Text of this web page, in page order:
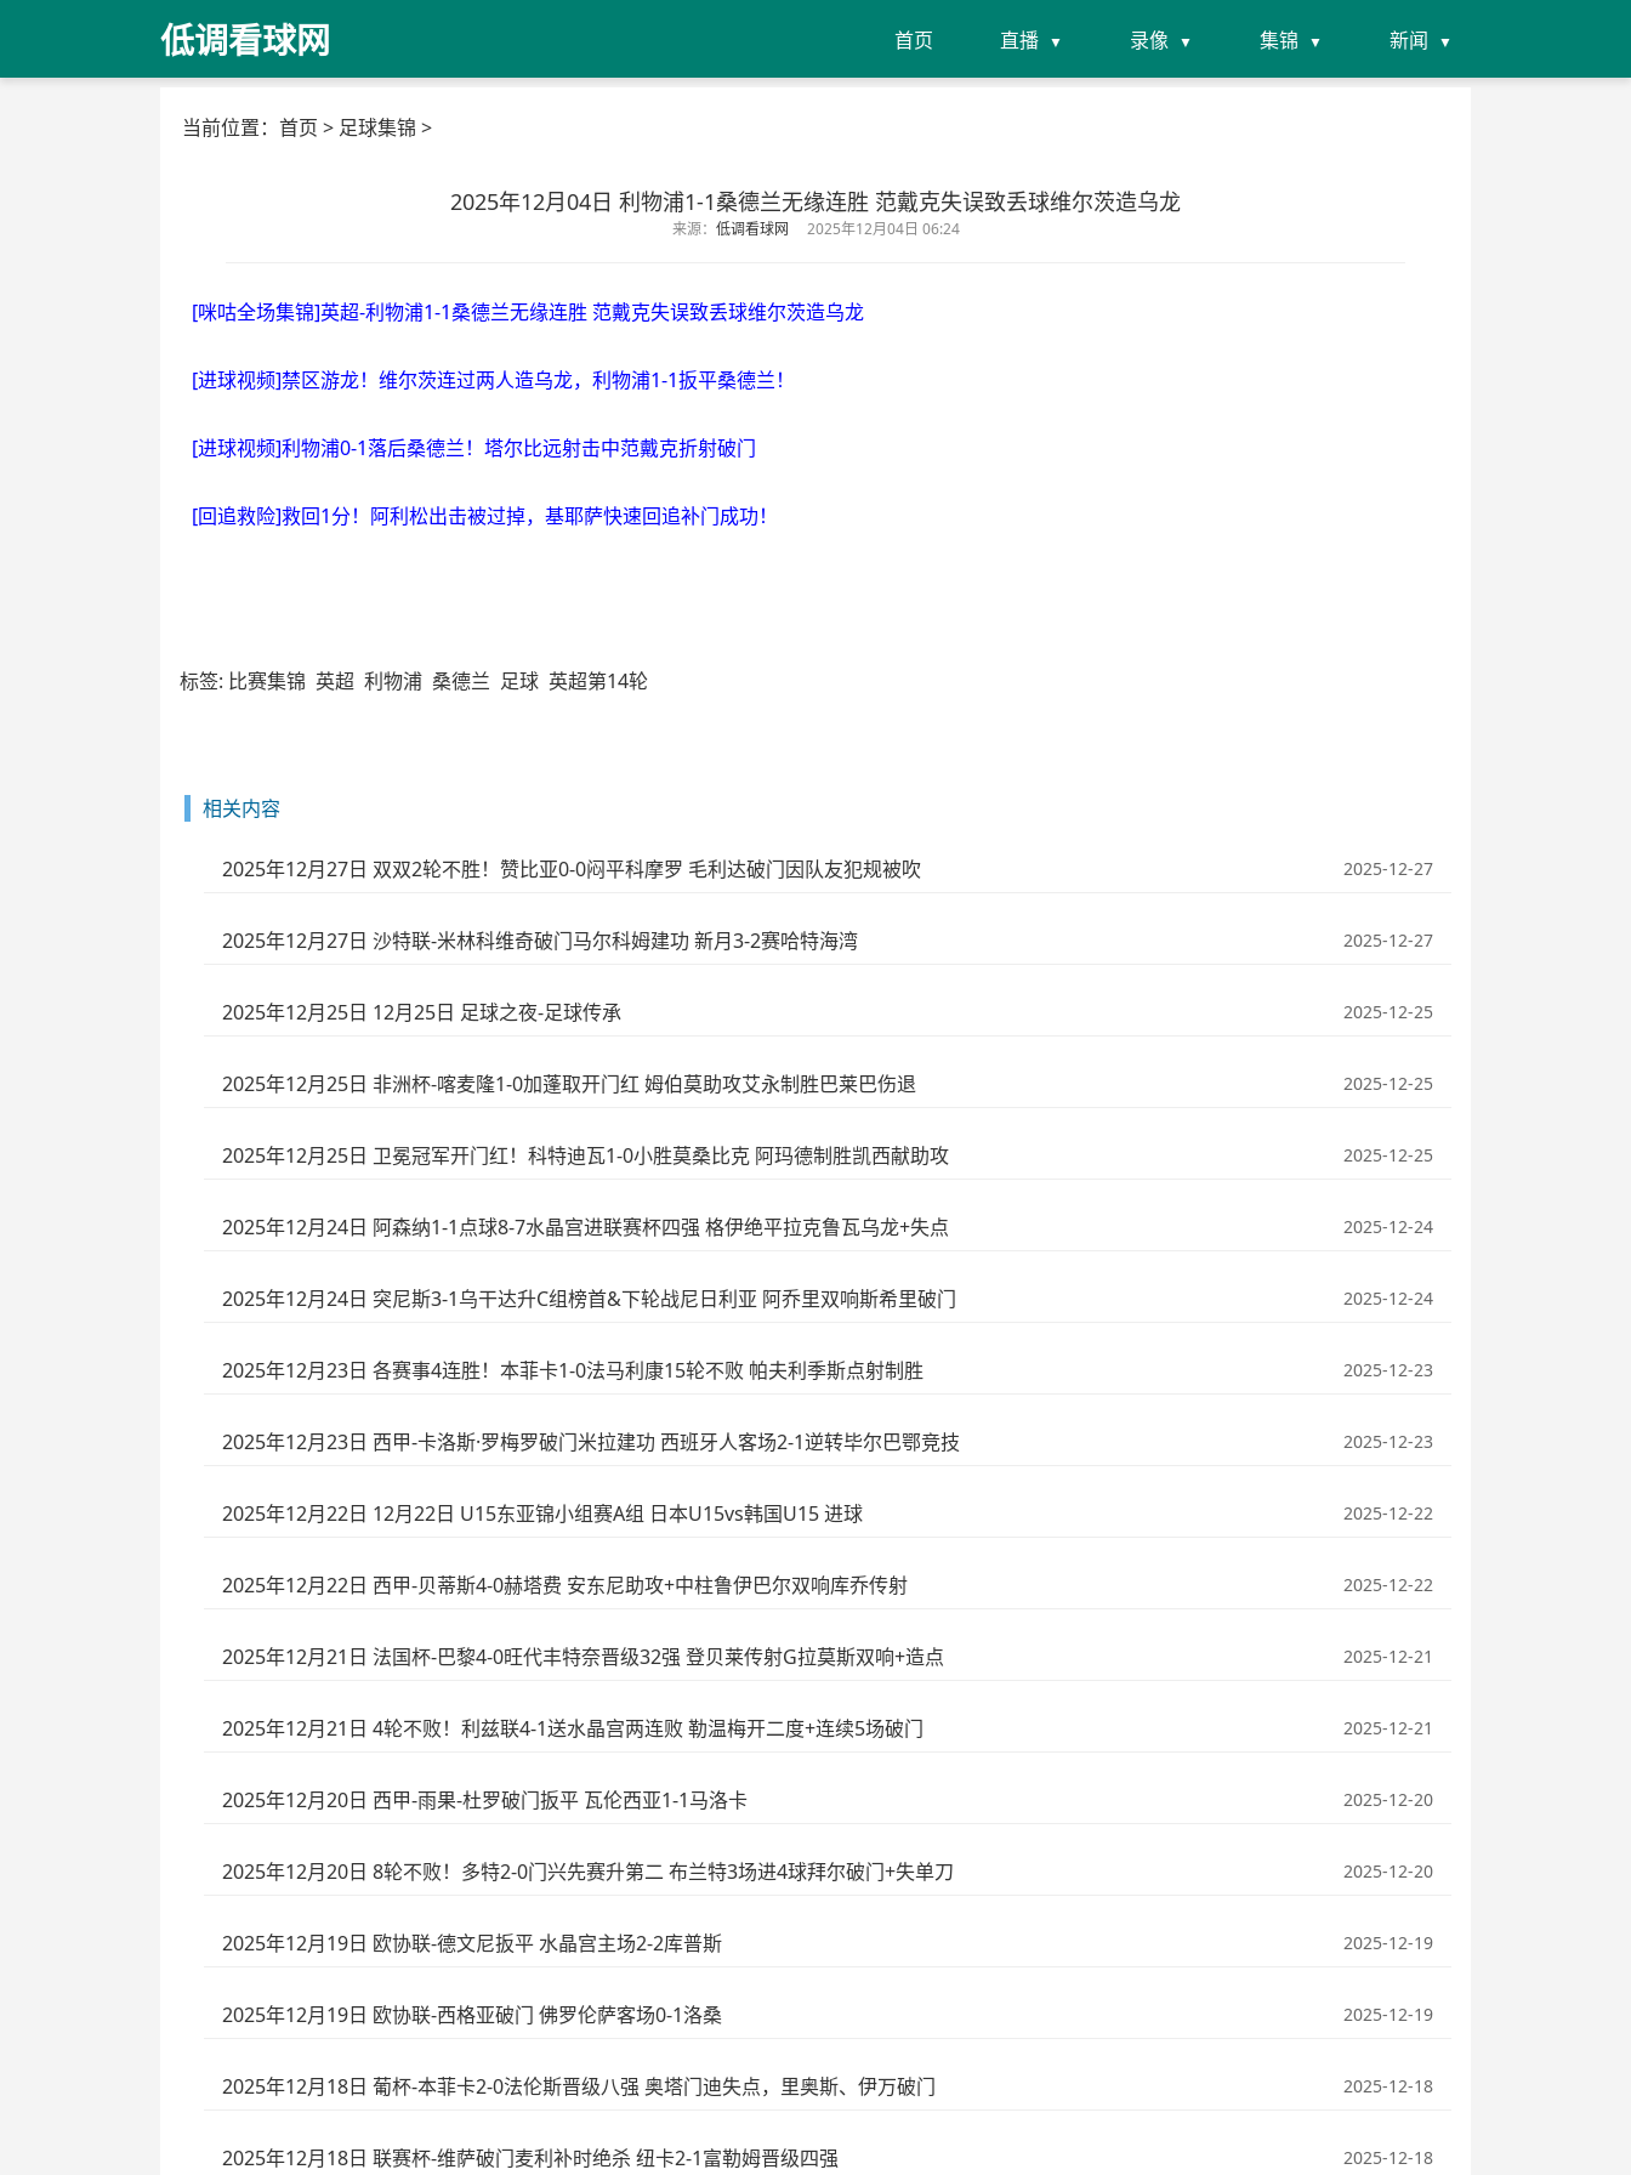
低调看球网 首页 直播 录像 集锦 新闻
当前位置： 首页 > 足球集锦 >
2025年12月04日 利物浦1-1桑德兰无缘连胜 范戴克失误致丢球维尔茨造乌龙
来源： 低调看球网 2025年12月04日 06:24
[咪咕全场集锦]英超-利物浦1-1桑德兰无缘连胜 范戴克失误致丢球维尔茨造乌龙
[进球视频]禁区游龙！维尔茨连过两人造乌龙，利物浦1-1扳平桑德兰！
[进球视频]利物浦0-1落后桑德兰！塔尔比远射击中范戴克折射破门
[回追救险]救回1分！阿利松出击被过掉，基耶萨快速回追补门成功！
标签: 比赛集锦 英超 利物浦 桑德兰 足球 英超第14轮
相关内容
2025年12月27日 双双2轮不胜！赞比亚0-0闷平科摩罗 毛利达破门因队友犯规被吹 2025-12-27
2025年12月27日 沙特联-米林科维奇破门马尔科姆建功 新月3-2赛哈特海湾 2025-12-27
2025年12月25日 12月25日 足球之夜-足球传承 2025-12-25
2025年12月25日 非洲杯-喀麦隆1-0加蓬取开门红 姆伯莫助攻艾永制胜巴莱巴伤退 2025-12-25
2025年12月25日 卫冕冠军开门红！科特迪瓦1-0小胜莫桑比克 阿玛德制胜凯西献助攻 2025-12-25
2025年12月24日 阿森纳1-1点球8-7水晶宫进联赛杯四强 格伊绝平拉克鲁瓦乌龙+失点 2025-12-24
2025年12月24日 突尼斯3-1乌干达升C组榜首&下轮战尼日利亚 阿乔里双响斯希里破门 2025-12-24
2025年12月23日 各赛事4连胜！本菲卡1-0法马利康15轮不败 帕夫利季斯点射制胜 2025-12-23
2025年12月23日 西甲-卡洛斯·罗梅罗破门米拉建功 西班牙人客场2-1逆转毕尔巴鄂竞技 2025-12-23
2025年12月22日 12月22日 U15东亚锦小组赛A组 日本U15vs韩国U15 进球 2025-12-22
2025年12月22日 西甲-贝蒂斯4-0赫塔费 安东尼助攻+中柱鲁伊巴尔双响库乔传射 2025-12-22
2025年12月21日 法国杯-巴黎4-0旺代丰特奈晋级32强 登贝莱传射G拉莫斯双响+造点 2025-12-21
2025年12月21日 4轮不败！利兹联4-1送水晶宫两连败 勒温梅开二度+连续5场破门 2025-12-21
2025年12月20日 西甲-雨果-杜罗破门扳平 瓦伦西亚1-1马洛卡 2025-12-20
2025年12月20日 8轮不败！多特2-0门兴先赛升第二 布兰特3场进4球拜尔破门+失单刀 2025-12-20
2025年12月19日 欧协联-德文尼扳平 水晶宫主场2-2库普斯 2025-12-19
2025年12月19日 欧协联-西格亚破门 佛罗伦萨客场0-1洛桑 2025-12-19
2025年12月18日 葡杯-本菲卡2-0法伦斯晋级八强 奥塔门迪失点，里奥斯、伊万破门 2025-12-18
2025年12月18日 联赛杯-维萨破门麦利补时绝杀 纽卡2-1富勒姆晋级四强 2025-12-18